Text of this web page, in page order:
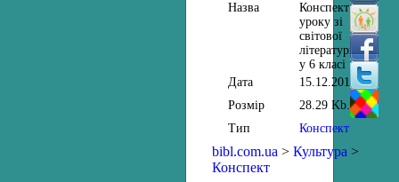
Назва
Конспект
уроку зі
світової
літератури
у 6 класі
Дата
15.12.2013
Розмір
28.29 Kb.
Тип
Конспект
bibl.com.ua > Культура >
Конспект